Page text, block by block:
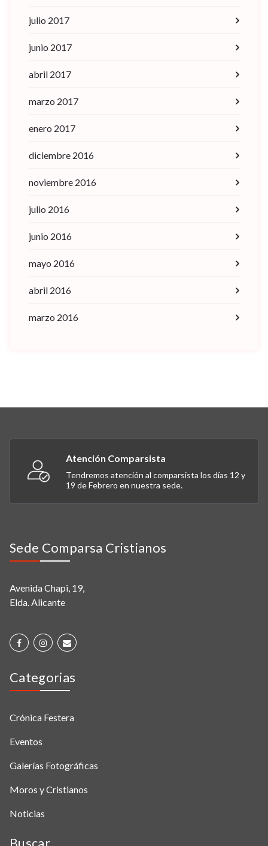
julio 2017
junio 2017
abril 2017
marzo 2017
enero 2017
diciembre 2016
noviembre 2016
julio 2016
junio 2016
mayo 2016
abril 2016
marzo 2016
Atención Comparsista
Tendremos atención al comparsista los días 12 y
19 de Febrero en nuestra sede.
Sede Comparsa Cristianos
Avenida Chapi, 19,
Elda. Alicante
Categorias
Crónica Festera
Eventos
Galerías Fotográficas
Moros y Cristianos
Noticias